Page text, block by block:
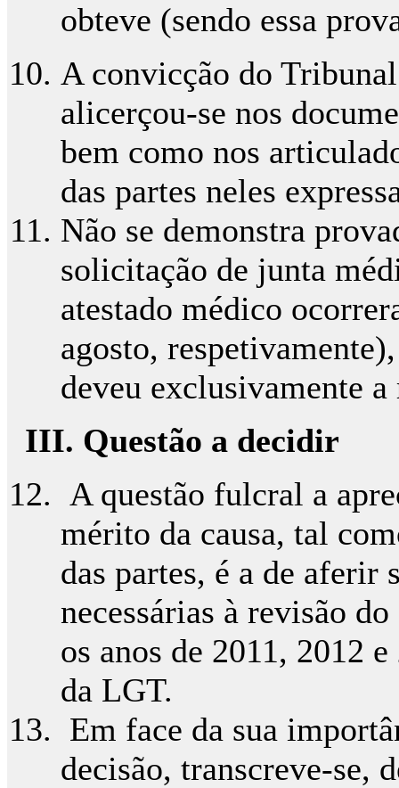
obteve (sendo essa
A convicção do
alicerçou-se nos
bem como nos
das partes neles
Não se demonstra
solicitação de junta
atestado médico
agosto,
deveu exclusivamente a
III. Questão a decidir
A questão fulcral a
mérito da causa, tal
das partes, é a de aferir
necessárias à revisão
os anos de 2011, 2012
da LGT.
Em face da sua
decisão, transcreve-se,